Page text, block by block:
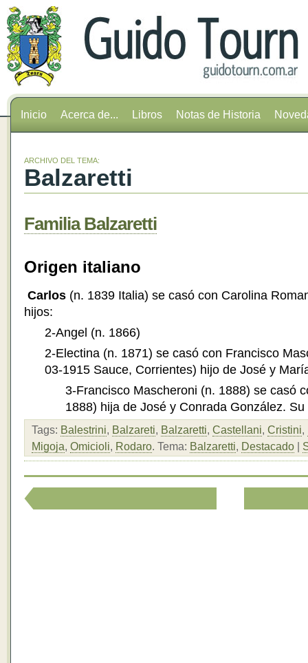
Inicio Acerca de... Libros Notas de Historia
ARCHIVO DEL TEMA:
Balzaretti
Familia Balzaretti
Origen italiano
Carlos (n. 1839 Italia) se casó con Carolina
hijos:
2-Angel (n. 1866)
2-Electina (n. 1871) se casó con Francisco
03-1915 Sauce, Corrientes) hijo de José y
3-Francisco Mascheroni (n. 1888) se casó
1888) hija de José y Conrada González.
Tags: Balestrini, Balzareti, Balzaretti, Castellani, Cristini,
Migoja, Omicioli, Rodaro. Tema: Balzaretti, Destacado